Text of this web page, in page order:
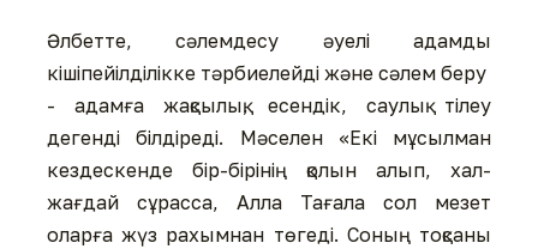
Әлбетте, сәлемдесу әуелі адамды
кішіпейілділікке тәрбиелейді және сәлем беру
- адамға жақсылық, есендік, саулық тілеу
дегенді білдіреді. Мәселен «Екі мұсылман
кездескенде бір-бірінің қолын алып, хал-
жағдай сұрасса, Алла Тағала сол мезет
оларға жүз рахымнан төгеді. Соның тоқсаны